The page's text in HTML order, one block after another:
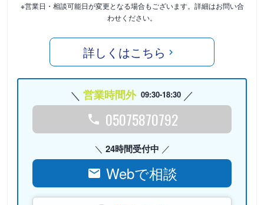
※営業日・相談可能日が変更となる場合もございます。詳細はお問い合
わせください。
詳しくはこちら
営業時間外 09:30-18:30
05075870792
24時間受付中
Webで相談